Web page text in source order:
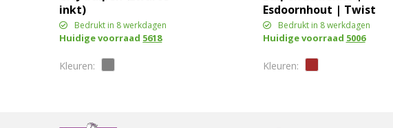
inkt)
Bedrukt in 8 werkdagen
Huidige voorraad 5618
Esdoornhout | Twist
Bedrukt in 8 werkdagen
Huidige voorraad 5006